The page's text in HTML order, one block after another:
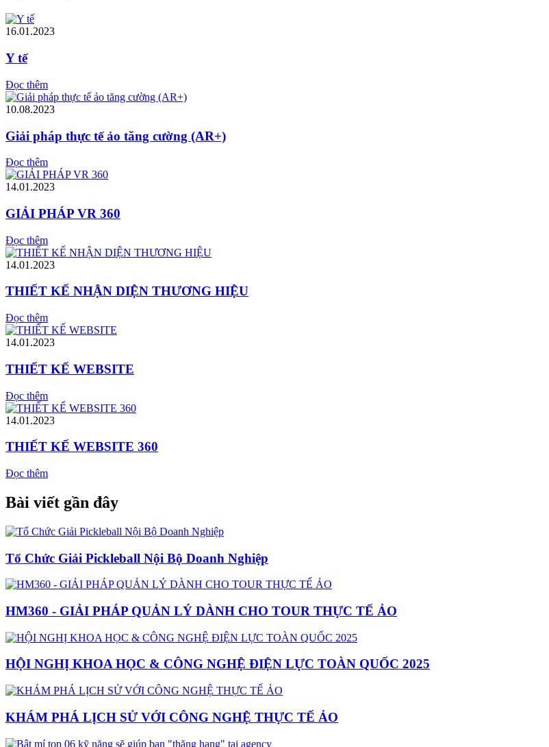
16.01.2023
Y tế
Đọc thêm
10.08.2023
Giải pháp thực tế ảo tăng cường (AR+)
Đọc thêm
14.01.2023
GIẢI PHÁP VR 360
Đọc thêm
14.01.2023
THIẾT KẾ NHẬN DIỆN THƯƠNG HIỆU
Đọc thêm
14.01.2023
THIẾT KẾ WEBSITE
Đọc thêm
14.01.2023
THIẾT KẾ WEBSITE 360
Đọc thêm
Bài viết gần đây
Tổ Chức Giải Pickleball Nội Bộ Doanh Nghiệp
HM360 - GIẢI PHÁP QUẢN LÝ DÀNH CHO TOUR THỰC TẾ ẢO
HỘI NGHỊ KHOA HỌC & CÔNG NGHỆ ĐIỆN LỰC TOÀN QUỐC 2025
KHÁM PHÁ LỊCH SỬ VỚI CÔNG NGHỆ THỰC TẾ ẢO